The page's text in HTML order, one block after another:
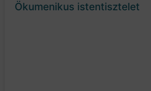
Ökumenikus istentisztelet